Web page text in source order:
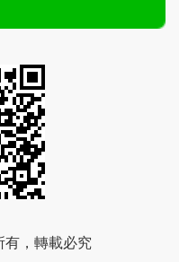
，轉載必究